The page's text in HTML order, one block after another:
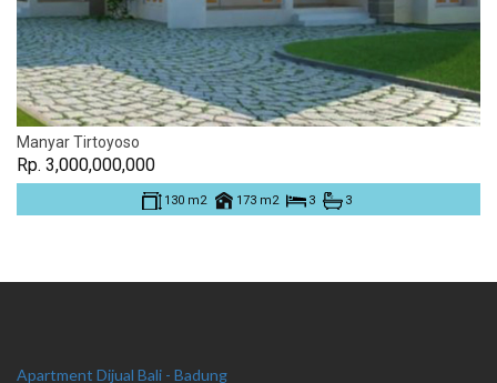
Manyar Tirtoyoso
Rp. 3,000,000,000
130 m2 173 m2 3 3
Apartment Dijual Bali - Badung